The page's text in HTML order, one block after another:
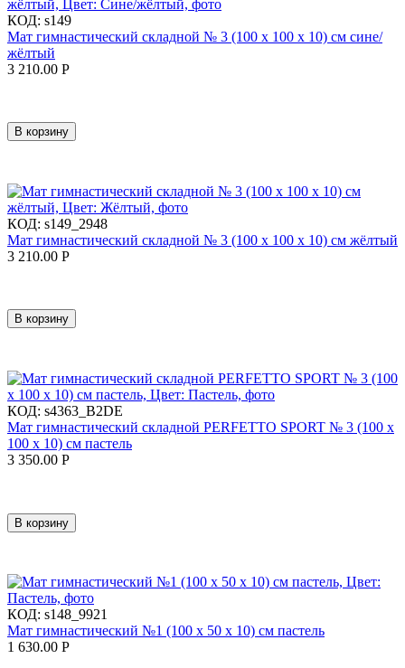
КОД: s149
Мат гимнастический складной № 3 (100 х 100 х 10) см сине/
жёлтый
3 210.00 Р
В корзину
КОД: s149_2948
Мат гимнастический складной № 3 (100 х 100 х 10) см жёлтый
3 210.00 Р
В корзину
КОД: s4363_B2DE
Мат гимнастический складной PERFETTO SPORT № 3 (100 х
100 х 10) см пастель
3 350.00 Р
В корзину
КОД: s148_9921
Мат гимнастический №1 (100 х 50 х 10) см пастель
1 630.00 Р